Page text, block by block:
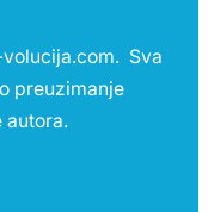
Sva
preuzimanje
autora.